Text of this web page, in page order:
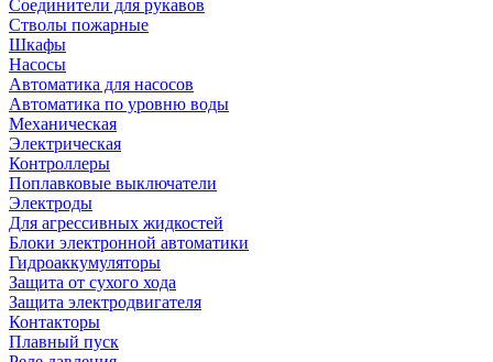
Соединители для рукавов
Стволы пожарные
Шкафы
Насосы
Автоматика для насосов
Автоматика по уровню воды
Механическая
Электрическая
Контроллеры
Поплавковые выключатели
Электроды
Для агрессивных жидкостей
Блоки электронной автоматики
Гидроаккумуляторы
Защита от сухого хода
Защита электродвигателя
Контакторы
Плавный пуск